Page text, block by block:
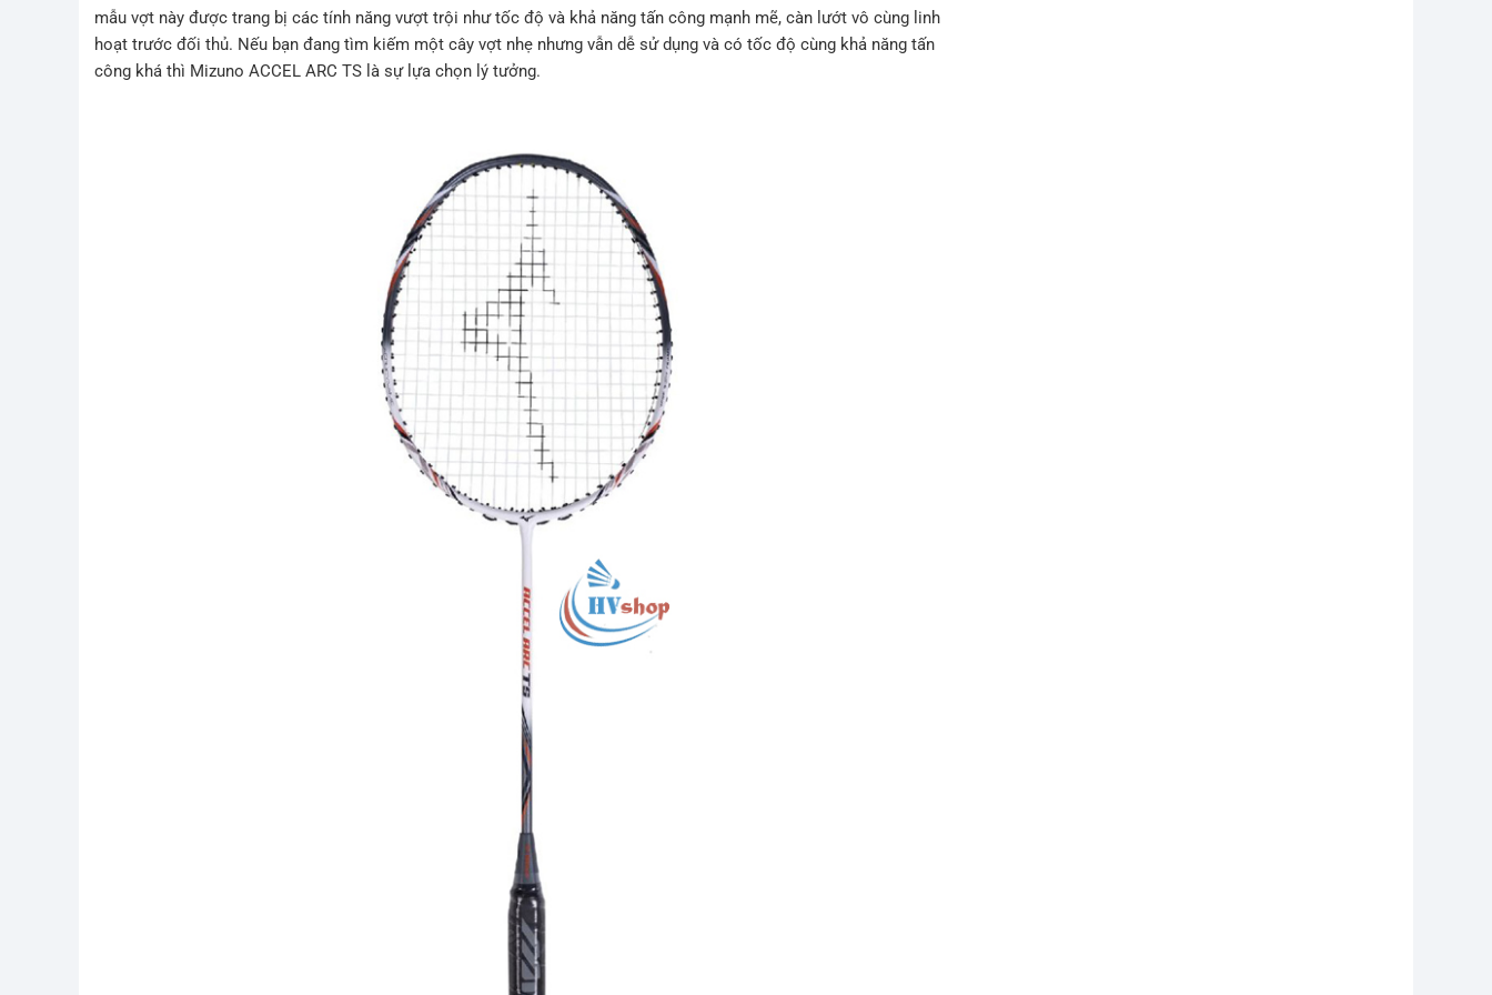
mẫu vợt này được trang bị các tính năng vượt trội như tốc độ và khả năng tấn công mạnh mẽ, càn lướt vô cùng linh
hoạt trước đối thủ. Nếu bạn đang tìm kiếm một cây vợt nhẹ nhưng vẫn dễ sử dụng và có tốc độ cùng khả năng tấn
công khá thì Mizuno ACCEL ARC TS là sự lựa chọn lý tưởng.